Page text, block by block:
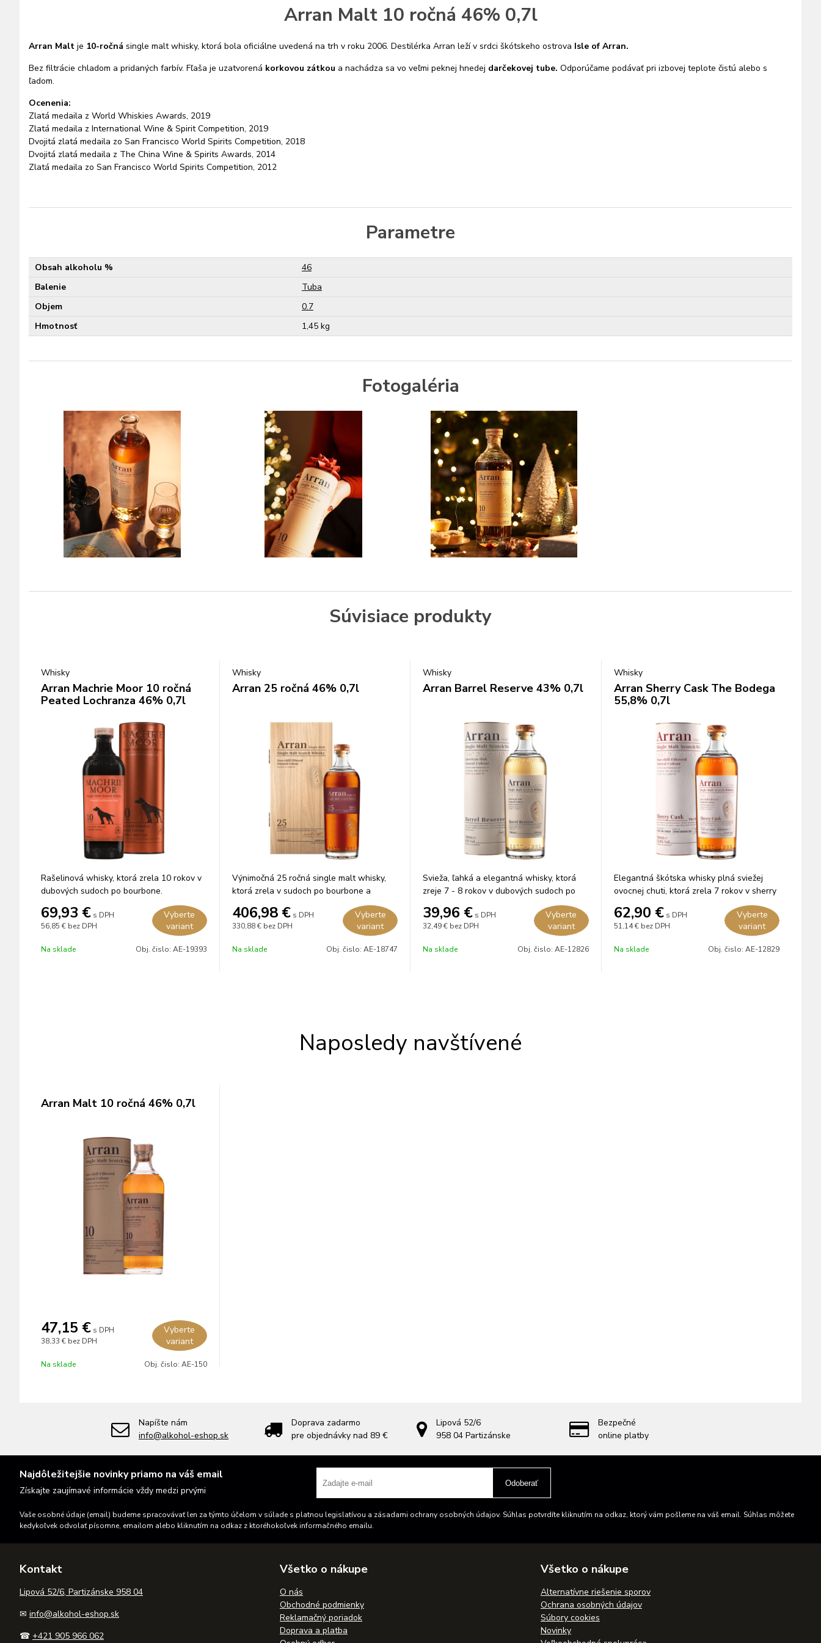
Arran Malt 10 ročná 46% 0,7l
Arran Malt je 10-ročná single malt whisky, ktorá bola oficiálne uvedená na trh v roku 2006. Destilérka Arran leží v srdci škótskeho ostrova Isle of Arran.
Bez filtrácie chladom a pridaných farbív. Fľaša je uzatvorená korkovou zátkou a nachádza sa vo veľmi peknej hnedej darčekovej tube. Odporúčame podávať pri izbovej teplote čistú alebo s
ľadom.
Ocenenia:
Zlatá medaila z World Whiskies Awards, 2019
Zlatá medaila z International Wine & Spirit Competition, 2019
Dvojitá zlatá medaila zo San Francisco World Spirits Competition, 2018
Dvojitá zlatá medaila z The China Wine & Spirits Awards, 2014
Zlatá medaila zo San Francisco World Spirits Competition, 2012
Parametre
Obsah alkoholu %
46
Balenie
Tuba
Objem
0.7
Hmotnosť
1,45 kg
Fotogaléria
Súvisiace produkty
Whisky
Arran Machrie Moor 10 ročná
Peated Lochranza 46% 0,7l
Rašelinová whisky, ktorá zrela 10 rokov v
dubových sudoch po bourbone.
69,93 € s DPH
56,85 € bez DPH
Vyberte
variant
Na sklade Obj. čislo: AE-19393
Whisky
Arran 25 ročná 46% 0,7l
Výnimočná 25 ročná single malt whisky,
ktorá zrela v sudoch po bourbone a
406,98 € s DPH
330,88 € bez DPH
Vyberte
variant
Na sklade Obj. čislo: AE-18747
Whisky
Arran Barrel Reserve 43% 0,7l
Svieža, ľahká a elegantná whisky, ktorá
zreje 7 - 8 rokov v dubových sudoch po
39,96 € s DPH
32,49 € bez DPH
Vyberte
variant
Na sklade Obj. čislo: AE-12826
Whisky
Arran Sherry Cask The Bodega
55,8% 0,7l
Elegantná škótska whisky plná sviežej
ovocnej chuti, ktorá zrela 7 rokov v sherry
62,90 € s DPH
51,14 € bez DPH
Vyberte
variant
Na sklade Obj. čislo: AE-12829
Naposledy navštívené
Arran Malt 10 ročná 46% 0,7l
47,15 € s DPH
38,33 € bez DPH
Vyberte
variant
Na sklade Obj. čislo: AE-150
Napíšte nám
info@alkohol-eshop.sk
Doprava zadarmo
pre objednávky nad 89 €
Lipová 52/6
958 04 Partizánske
Bezpečné
online platby
Najdôležitejšie novinky priamo na váš email
Získajte zaujímavé informácie vždy medzi prvými
Odoberať
Vaše osobné údaje (email) budeme spracovávať len za týmto účelom v súlade s platnou legislatívou a zásadami ochrany osobných údajov. Súhlas potvrdíte kliknutím na odkaz, ktorý vám pošleme na váš email. Súhlas môžete
kedykoľvek odvolať písomne, emailom alebo kliknutím na odkaz z ktoréhokoľvek informačného emailu.
Kontakt
Lipová 52/6, Partizánske 958 04
✉ info@alkohol-eshop.sk
☎ +421 905 966 062
Všetko o nákupe
O nás
Obchodné podmienky
Reklamačný poriadok
Doprava a platba
Všetko o nákupe
Alternatívne riešenie sporov
Ochrana osobných údajov
Súbory cookies
Novinky